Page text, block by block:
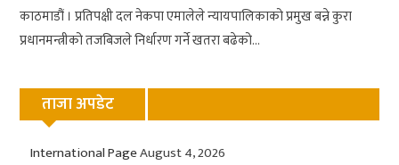
काठमाडौं । प्रतिपक्षी दल नेकपा एमालेले न्यायपालिकाको प्रमुख बन्ने कुरा
प्रधानमन्त्रीको तजबिजले निर्धारण गर्ने खतरा बढेको...
ताजा अपडेट
International PageAugust 4, 2026